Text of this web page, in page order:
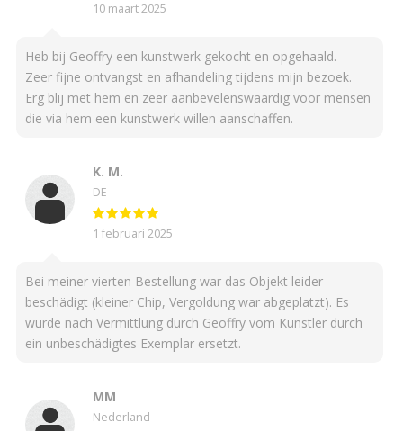
10 maart 2025
Heb bij Geoffry een kunstwerk gekocht en opgehaald.
Zeer fijne ontvangst en afhandeling tijdens mijn bezoek.
Erg blij met hem en zeer aanbevelenswaardig voor mensen
die via hem een kunstwerk willen aanschaffen.
K. M.
DE
1 februari 2025
Bei meiner vierten Bestellung war das Objekt leider
beschädigt (kleiner Chip, Vergoldung war abgeplatzt). Es
wurde nach Vermittlung durch Geoffry vom Künstler durch
ein unbeschädigtes Exemplar ersetzt.
MM
Nederland